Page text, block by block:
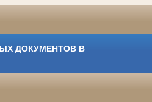
ДОКУМЕНТОВ В